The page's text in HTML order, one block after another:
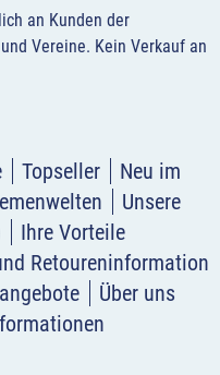
an Kunden der
Vereine. Kein Verkauf an
Topseller
Neu im
Unsere
Ihre Vorteile
Retoureninformation
Über uns